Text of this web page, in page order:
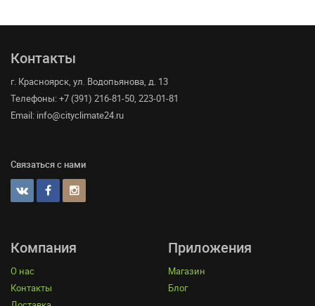
Контакты
г. Красноярск, ул. Водопьянова, д. 13
Телефоны: +7 (391) 216-81-50, 223-01-81
Email: info@cityclimate24.ru
Связаться с нами
Компания
О нас
Контакты
Приложения
Магазин
Блог